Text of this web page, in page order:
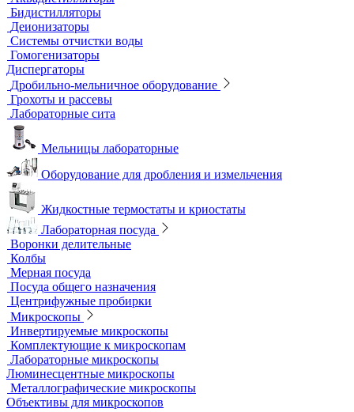
ОВП-метры
Оксиметры
Промышленные электроды
Перемешивающие устройства
Верхнеприводные мешалки
Магнитные мешалки
Центрифуги
Шейкеры и Встряхиватели (вортексы)
Экстракторы
Водоподготовка
Аквадистилляторы
Бидистилляторы
Деионизаторы
Системы отчистки воды
Гомогенизаторы
Диспергаторы
Дробильно-мельничное оборудование
Грохоты и рассевы
Лабораторные сита
Мельницы лабораторные
Оборудование для дробления и измельчения
Жидкостные термостаты и криостаты
Лабораторная посуда
Воронки делительные
Колбы